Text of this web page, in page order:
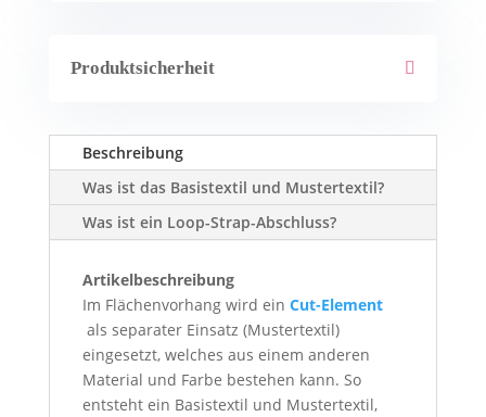
Produktsicherheit
Beschreibung
Was ist das Basistextil und Mustertextil?
Was ist ein Loop-Strap-Abschluss?
Artikelbeschreibung
Im Flächenvorhang wird ein Cut-Element
als separater Einsatz (Mustertextil)
eingesetzt, welches aus einem anderen
Material und Farbe bestehen kann. So
entsteht ein Basistextil und Mustertextil,